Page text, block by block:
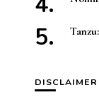
DISCLAIMER